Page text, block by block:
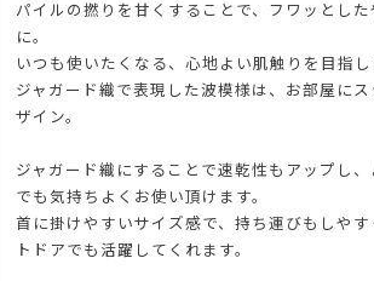
パイルの撚りを甘くすることで、フワッとし
に。
いつも使いたくなる、心地よい肌触りを目指し
ジャガード織で表現した波模様は、お部屋に
ザイン。
ジャガード織にすることで速乾性もアップし
でも気持ちよくお使い頂けます。
首に掛けやすいサイズ感で、持ち運びもしや
トドアでも活躍してくれます。